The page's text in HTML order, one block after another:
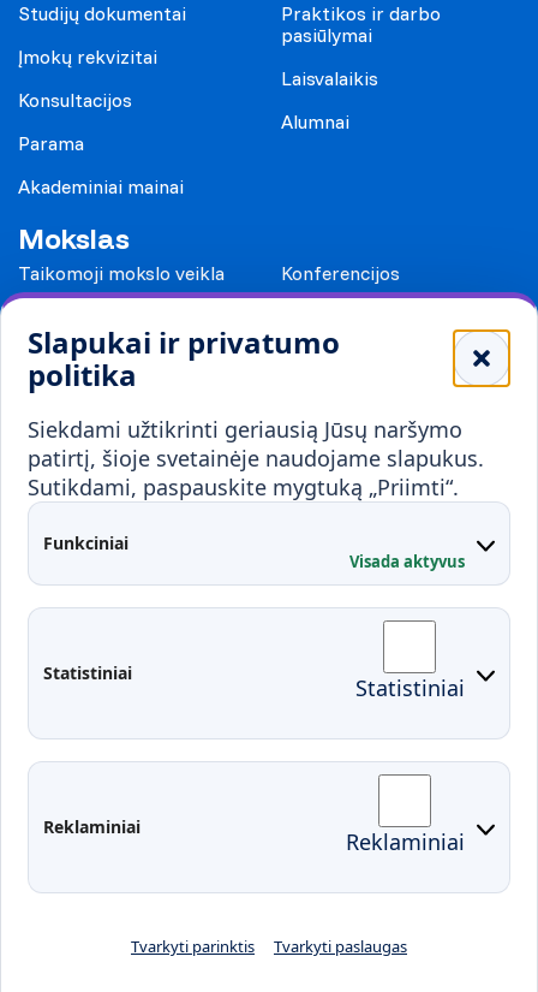
Slapukai ir privatumo
politika
Siekdami užtikrinti geriausią Jūsų naršymo
patirtį, šioje svetainėje naudojame slapukus.
Sutikdami, paspauskite mygtuką „Priimti“.
Funkciniai
Visada aktyvus
Statistiniai Statistiniai
Reklaminiai Reklaminiai
Tvarkyti parinktis Tvarkyti paslaugas
Studijų dokumentai
Įmokų rekvizitai
Konsultacijos
Parama
Akademiniai mainai
Praktikos ir darbo
pasiūlymai
Laisvalaikis
Alumnai
Mokslas
Taikomoji mokslo veikla
Konferencijos
Mokykloms
Visuomenei ir verslui
Mokymai ir konsultavimas
Partnerystės
Karjera
Kontaktai
Administracija
Fakultetai
Studentų atstovybė
Moodle
EDINA
Pasirengimas ekstremaliai